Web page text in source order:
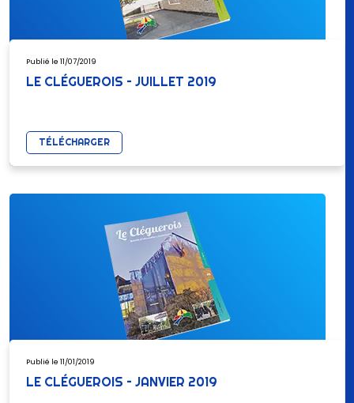
Publié le 11/07/2019
LE CLÉGUEROIS – JUILLET 2019
TÉLÉCHARGER
Publié le 11/01/2019
LE CLÉGUEROIS – JANVIER 2019